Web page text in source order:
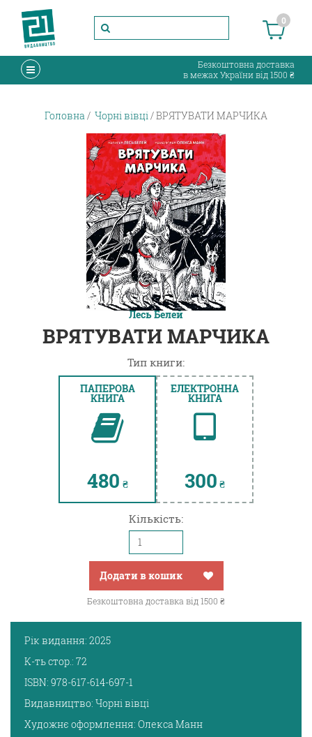
0
Безкоштовна доставка
в межах України від 1500 ₴
Головна Чорні вівці ВРЯТУВАТИ МАРЧИКА
Лесь Белей
ВРЯТУВАТИ МАРЧИКА
Тип книги:
ПАПЕРОВА
КНИГА
480 ₴
ЕЛЕКТРОННА
КНИГА
300 ₴
Кількість:
Додати в кошик
Безкоштовна доставка від 1500 ₴
Рік видання: 2025
К-ть стор.: 72
ISBN: 978-617-614-697-1
Видавництво: Чорні вівці
Художнє оформлення: Олекса Манн